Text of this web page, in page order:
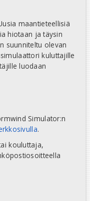
maantieteellisiä
hiotaan ja täysin
suunniteltu olevan
kuluttajille
luodaan
Simulator:n
.
kouluttaja,